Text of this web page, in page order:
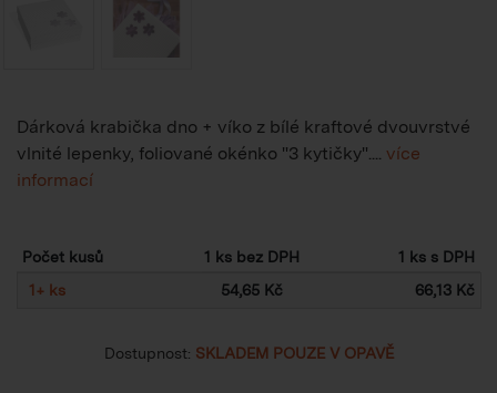
Dárková krabička dno + víko z bílé kraftové dvouvrstvé
vlnité lepenky, foliované okénko "3 kytičky".... více
informací
Počet kusů 1 ks bez DPH
1 ks s DPH
1 + ks 54,65 Kč 66,13 Kč
Dostupnost: SKLADEM POUZE V OPAVĚ